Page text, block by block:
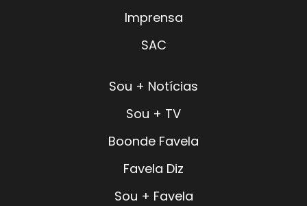
Imprensa
SAC
Sou + Notícias
Sou + TV
Boonde Favela
Favela Diz
Sou + Favela